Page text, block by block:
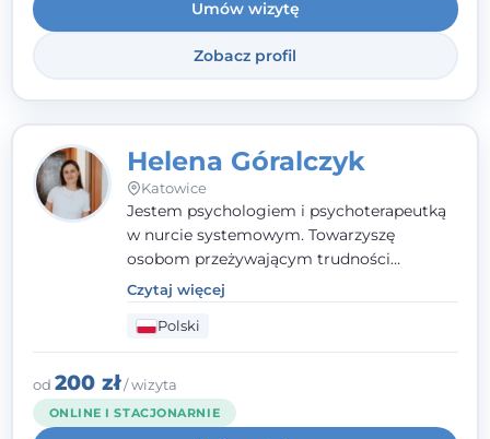
Umów wizytę
Zobacz profil
Helena Góralczyk
Katowice
Jestem psychologiem i psychoterapeutką
w nurcie systemowym. Towarzyszę
osobom przeżywającym trudności
emocjonalne, relacyjne albo znajdującym
się w kryzysie. Liczy się dla mnie
autentyczna, oparta na zaufaniu relacja
oraz przestrzeń, w której każdy poczuje się
wysłuchany i potraktowany z szacunkiem.
Czytaj więcej
Polski
od 200 zł/ wizyta
ONLINE I STACJONARNIE